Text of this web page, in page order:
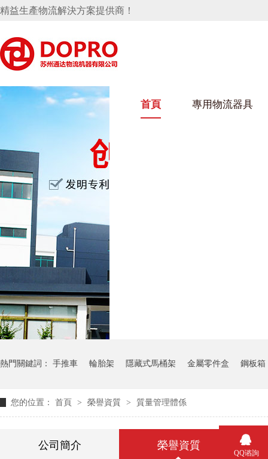
精益生產物流解決方案提供商！
首頁 專用物流器具
好色视频APP下载架
變速箱托盤 保險杠料架
輪胎架
轉向機料架
消聲器料架
懸掛料架
手推車
網箱
氣瓶料架
隱藏式馬桶水箱支架
汽車行業
衛浴行業
熱門關鍵詞： 手推車 輪胎架 隱藏式馬桶架 金屬零件盒 鋼板箱
您的位置： 首頁 > 榮譽資質 > 質量管理體係
公司簡介 榮譽資質
QQ谘詢